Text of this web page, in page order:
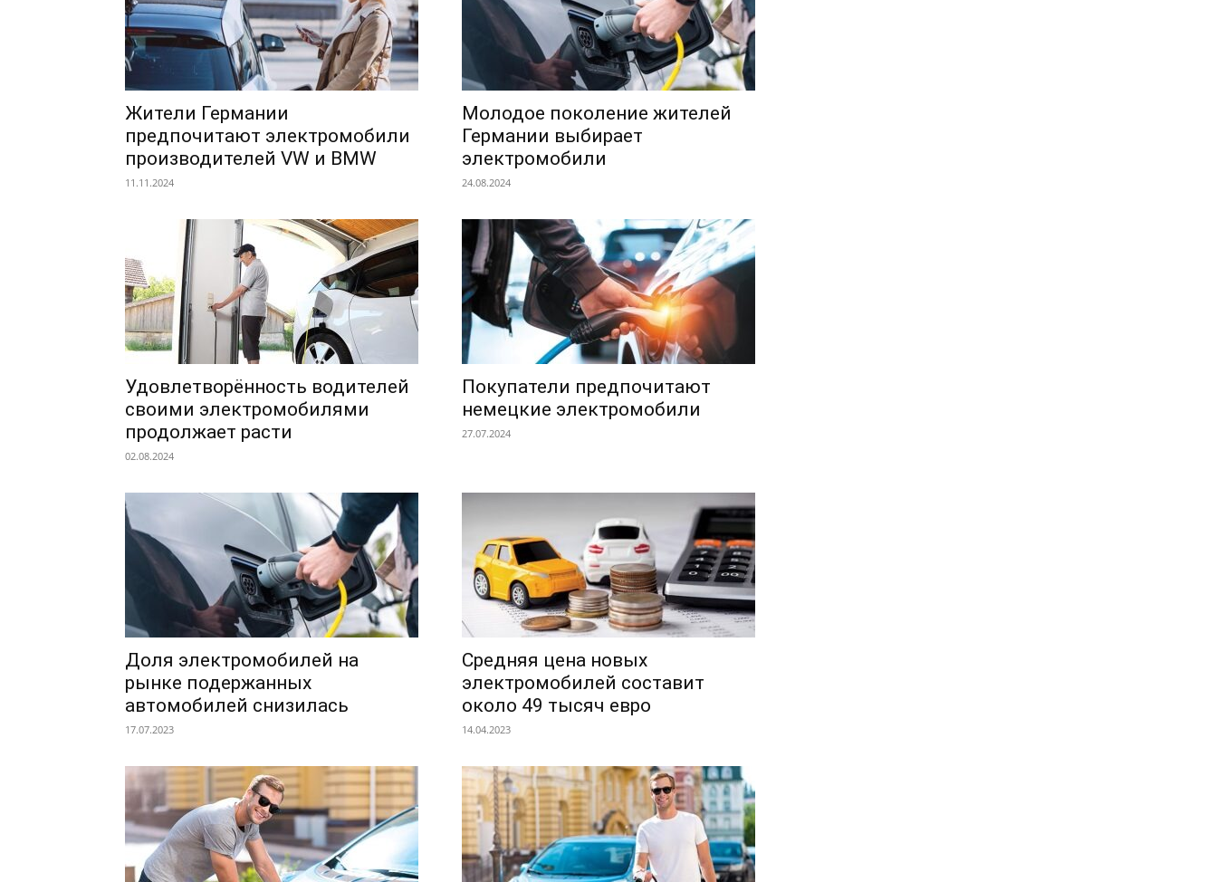
Жители Германии
предпочитают электромобили
производителей VW и BMW
11.11.2024
Молодое поколение жителей
Германии выбирает
электромобили
24.08.2024
Удовлетворённость водителей
своими электромобилями
продолжает расти
02.08.2024
Покупатели предпочитают
немецкие электромобили
27.07.2024
Доля электромобилей на
рынке подержанных
автомобилей снизилась
17.07.2023
Средняя цена новых
электромобилей составит
около 49 тысяч евро
14.04.2023